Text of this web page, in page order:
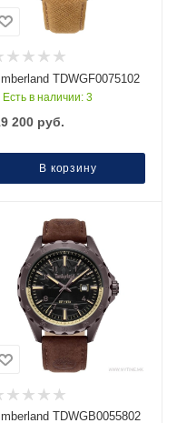
TDWGF0075102
Есть в наличии: 3
200руб.
В корзину
TDWGB0055802